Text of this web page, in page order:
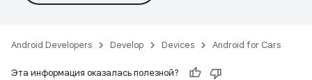
Android Developers Develop Devices Android for Cars
Эта информация оказалась полезной?